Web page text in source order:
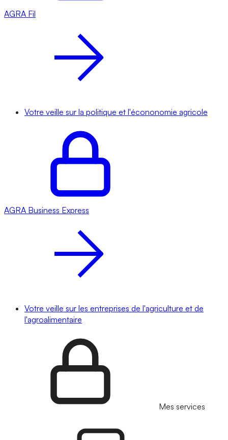
AGRA Fil
Votre veille sur la politique et l'écononomie agricole
AGRA Business Express
Votre veille sur les entreprises de l'agriculture et de
l'agroalimentaire
Mes services